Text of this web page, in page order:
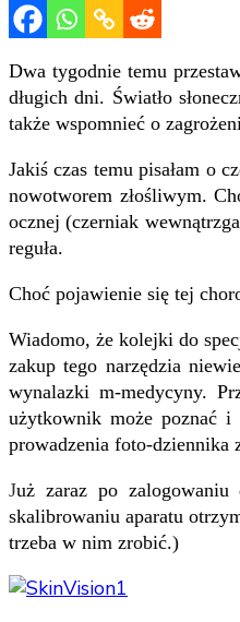
Dwa tygodnie temu
długich dni. Światło
także wspomnieć o
Jakiś czas temu pisałam o
nowotworem złośliwym.
ocznej(czerniak
reguła.
Choć pojawienie się tej
Wiadomo, że kolejki do
zakup tego narzędzia
wynalazkim-medycyny.
użytkownik może poznać i
prowadzenia foto-
Już zaraz po
skalibrowaniu aparatu
trzeba w nim zrobić.)